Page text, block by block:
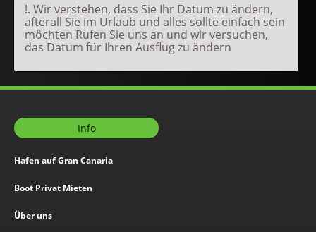
!. Wir verstehen, dass Sie Ihr Datum zu ändern,
afterall Sie im Urlaub und alles sollte einfach sein
möchten Rufen Sie uns an und wir versuchen,
das Datum für Ihren Ausflug zu ändern
Info
Hafen auf Gran Canaria
Boot Privat Mieten
Über uns